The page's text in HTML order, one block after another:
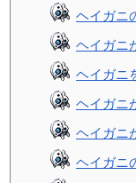
ヘイガニ
ヘイガニ
ヘイガニ
ヘイガニ
ヘイガニ
ヘイガニ